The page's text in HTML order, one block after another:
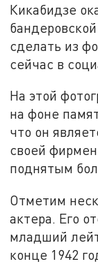
Кикабидзе
сделать из
сейчас в
На этой
на фоне
что он
своей
поднятым
Отметим
актера. Его
младший
конце 1942